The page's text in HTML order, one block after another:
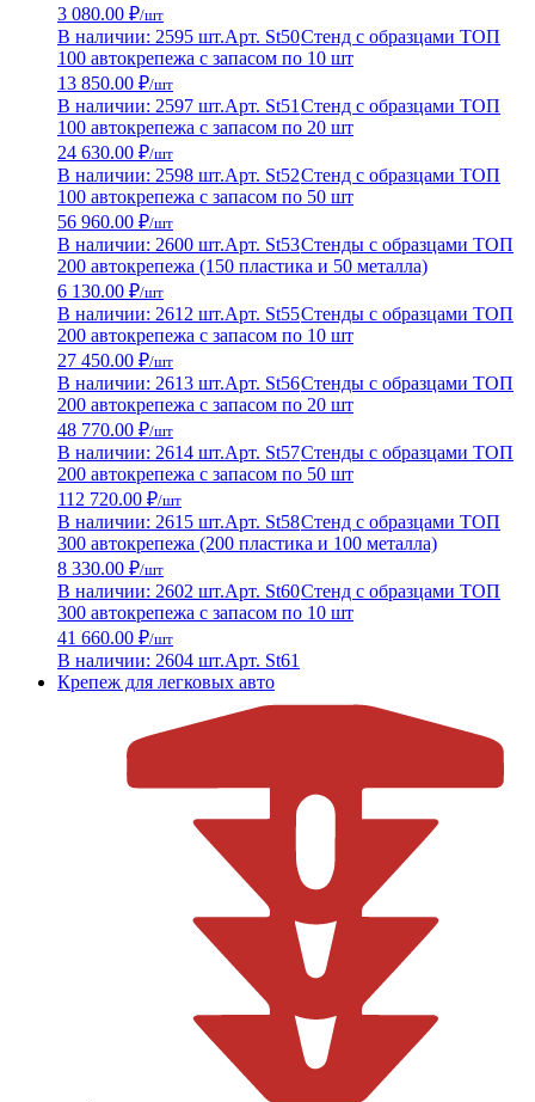
3 080.00 ₽/шт
В наличии: 2595 шт.Арт. St50Стенд с образцами ТОП
100 автокрепежа с запасом по 10 шт
13 850.00 ₽/шт
В наличии: 2597 шт.Арт. St51 Стенд с образцами ТОП
100 автокрепежа с запасом по 20 шт
24 630.00 ₽/шт
В наличии: 2598 шт.Арт. St52Стенд с образцами ТОП
100 автокрепежа с запасом по 50 шт
56 960.00 ₽/шт
В наличии: 2600 шт.Арт. St53Стенды с образцами ТОП
200 автокрепежа (150 пластика и 50 металла)
6 130.00 ₽/шт
В наличии: 2612 шт.Арт. St55Стенды с образцами ТОП
200 автокрепежа с запасом по 10 шт
27 450.00 ₽/шт
В наличии: 2613 шт.Арт. St56Стенды с образцами ТОП
200 автокрепежа с запасом по 20 шт
48 770.00 ₽/шт
В наличии: 2614 шт.Арт. St57Стенды с образцами ТОП
200 автокрепежа с запасом по 50 шт
112 720.00 ₽/шт
В наличии: 2615 шт.Арт. St58Стенд с образцами ТОП
300 автокрепежа (200 пластика и 100 металла)
8 330.00 ₽/шт
В наличии: 2602 шт.Арт. St60Стенд с образцами ТОП
300 автокрепежа с запасом по 10 шт
41 660.00 ₽/шт
В наличии: 2604 шт.Арт. St61
Крепеж для легковых авто